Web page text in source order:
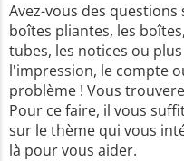
Avez-vous des
boîtes pliantes, les
tubes, les notices ou
l'impression, le compte
problème ! Vous
Pour ce faire, il vous
sur le thème qui vous
là pour vous aider.